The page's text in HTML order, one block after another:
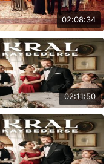
02:08:34
02:11:50